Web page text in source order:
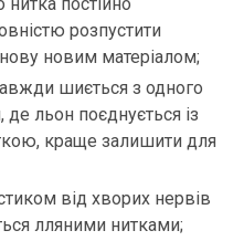
розпустити
новим матеріалом;
шиється з одного
де льон поєднується із
краще залишити для
від хворих нервів
лляними нитками;